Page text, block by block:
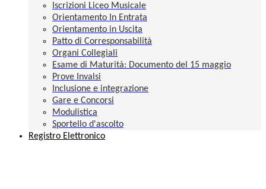
Iscrizioni Liceo Musicale
Orientamento In Entrata
Orientamento in Uscita
Patto di Corresponsabilità
Organi Collegiali
Esame di Maturità: Documento del 15 maggio
Prove Invalsi
Inclusione e integrazione
Gare e Concorsi
Modulistica
Sportello d'ascolto
Registro Elettronico